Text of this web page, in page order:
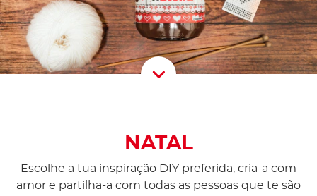
Scroll
NATAL
Escolhe a tua inspiração DIY preferida, cria-a com
amor e partilha-a com todas as pessoas que te são